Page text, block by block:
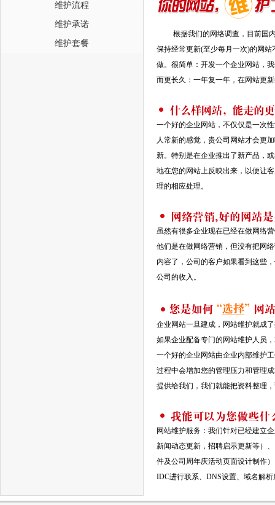
维护流程
维护承诺
维护套餐
根据我们的网络调查，目前国内
保持经常更新(至少每月一次)的网
做。很简单：开发一个企业网站，
而更长久：一年复一年，在网站更
一个好的企业网站，不仅仅是一次
人常新的感觉，贵公司网站才会更
新。特别是在企业推出了新产品，
地在您的网站上反映出来，以便让
理的相应处理。
虽然有很多企业现在已经在做网络
他们是在做网络营销，但没有把网
内容了，公司的客户如果看到这些
公司的收入。
企业网站一旦建成，网站维护就成
如果企业配备专门的网站维护人员
一个好的企业网站由企业内部维护
过程中会增加您的管理压力和管理
提供给我们，我们就能把资料整理
网站维护服务：我们针对已经建立
新闻动态更新，招聘启示更新等）
件及公司周年庆活动页面设计制作
IDC进行联系、DNS设置、域名解析